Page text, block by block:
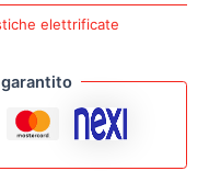
elettrificate